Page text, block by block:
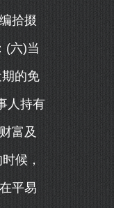
拾掇
(六)当
的免
人持有
富及
候，
平易